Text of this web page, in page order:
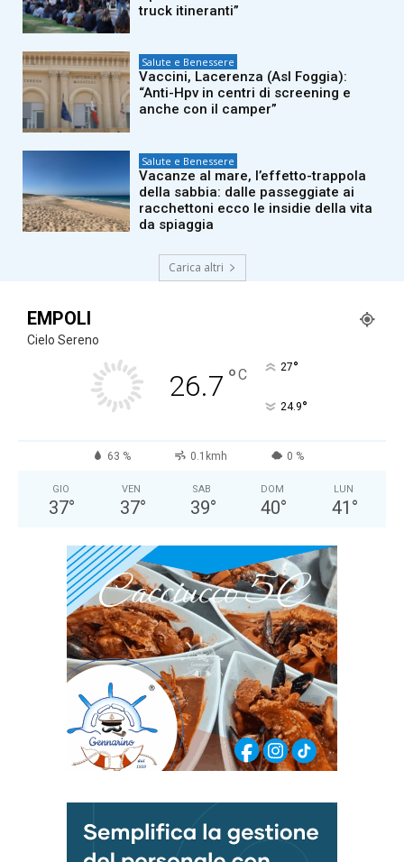
truck itineranti”
Salute e Benessere
Vaccini, Lacerenza (Asl Foggia):
“Anti-Hpv in centri di screening e
anche con il camper”
Salute e Benessere
Vacanze al mare, l’effetto-trappola
della sabbia: dalle passeggiate ai
racchettoni ecco le insidie della vita
da spiaggia
Carica altri
EMPOLI
Cielo Sereno
26.7 °C 27°
24.9°
63 % 0.1kmh 0 %
GIO
37°
VEN
37°
SAB
39°
DOM
40°
LUN
41 °